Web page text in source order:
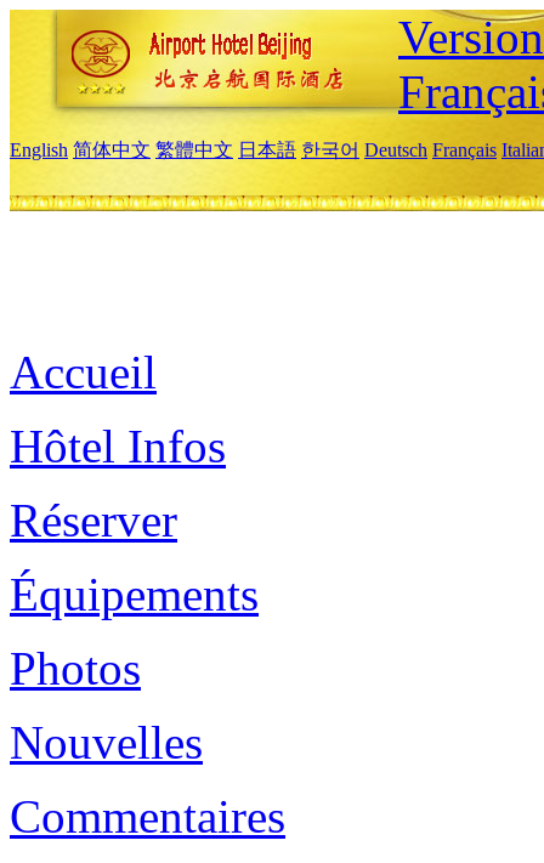
English 简体中文 繁體中文 日本語 한국어 Deutsch Français
Accueil
Hôtel Infos
Réserver
Équipements
Photos
Nouvelles
Commentaires